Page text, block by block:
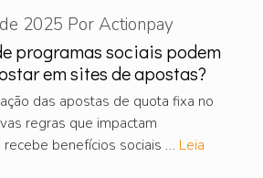
programas sociais podem
em sites de apostas?
2025 PorActionpay
das apostas de quota fixa no
regras que impactam
benefícios sociais … Leia